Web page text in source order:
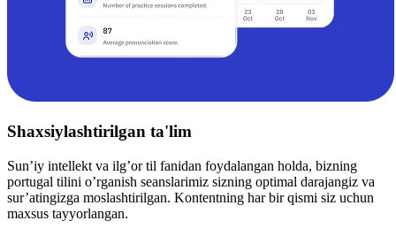
Shaxsiylashtirilgan ta'lim
Sun’iy intellekt va ilg’or til fanidan foydalangan holda, bizning
portugal tilini o’rganish seanslarimiz sizning optimal darajangiz va
sur’atingizga moslashtirilgan. Kontentning har bir qismi siz uchun
maxsus tayyorlangan.